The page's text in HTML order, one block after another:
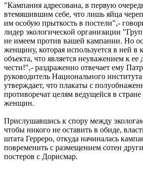
"Кампания адресована, в первую
втемяшившим себе, что лишь яйца
им особую прыткость в постели",-
лидер экологической организации
не имеем против вашей кампании. Но
женщину, которая используется в ней в
объекта, что является неуважением к ее
чести!",- раздраженно отвечает ему
руководитель Национального
утверждает, что плакаты с
противоречат целям ведущейся в
женщин.
Прислушавшись к спору между
чтобы никого не оставить в обиде,
штата Герреро, откуда начиналась
повременить с размещением сотен
постеров с Дорисмар.